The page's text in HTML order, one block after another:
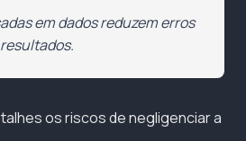
em dados reduzem erros
os riscos de negligenciar a